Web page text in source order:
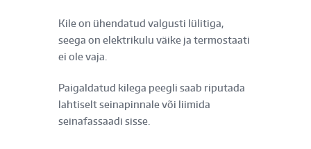
Kile on ühendatud valgusti lülitiga,
seega on elektrikulu väike ja termostaati
ei ole vaja.
Paigaldatud kilega peegli saab riputada
lahtiselt seinapinnale või liimida
seinafassaadi sisse.